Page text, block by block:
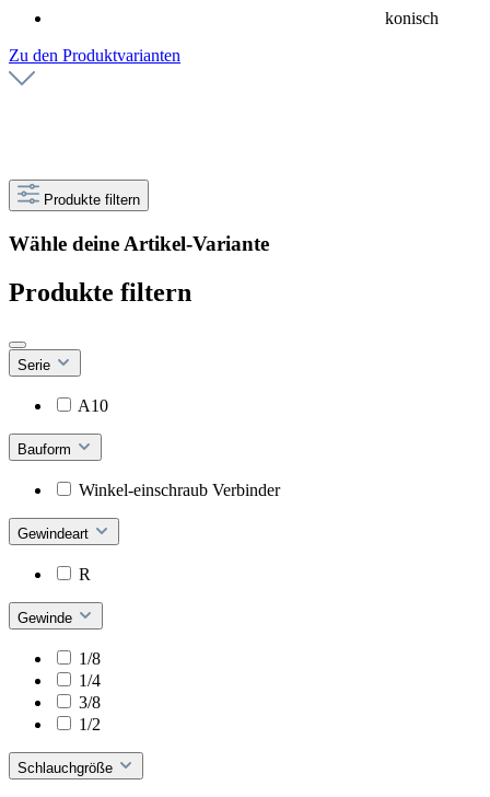
konisch
Zu den Produktvarianten
Produkte filtern
Wähle deine Artikel-Variante
Produkte filtern
Serie
A10
Bauform
Winkel-einschraub Verbinder
Gewindeart
R
Gewinde
1/8
1/4
3/8
1/2
Schlauchgröße